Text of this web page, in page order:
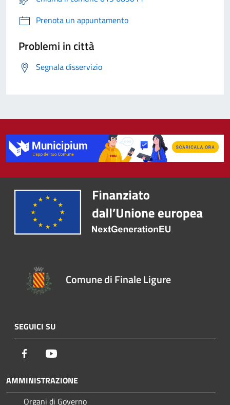
Prenota un appuntamento
Problemi in città
Segnala disservizio
Comune di Finale Ligure
SEGUICI SU
Facebook
AMMINISTRAZIONE
Organi di Governo